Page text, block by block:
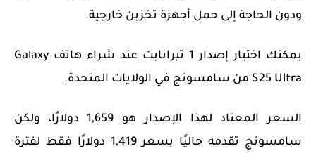
ودون الحاجة إلى حمل أجهزة تخزين خارجية.
يمكنك اختيار إصدار 1 تيرابايت عند شراء هاتف Galaxy
S25 Ultra من سامسونج في الولايات المتحدة.
السعر المعتاد لهذا الإصدار هو 1,659 دولارًا، ولكن
سامسونج تقدمه حاليًا بسعر 1,419 دولارًا فقط لفترة